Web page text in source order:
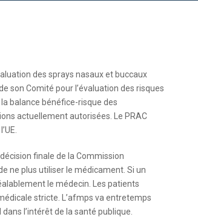
des sprays nasaux et buccaux
son Comité pour l’évaluation des risques
balance bénéfice-risque des
actuellement autorisées. Le PRAC
finale de la Commission
ne plus utiliser le médicament. Si un
le médecin. Les patients
stricte. L’afmps va entretemps
l’intérêt de la santé publique.